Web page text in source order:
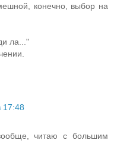
конечно, выбор на
ла..."
17:48
читаю с большим